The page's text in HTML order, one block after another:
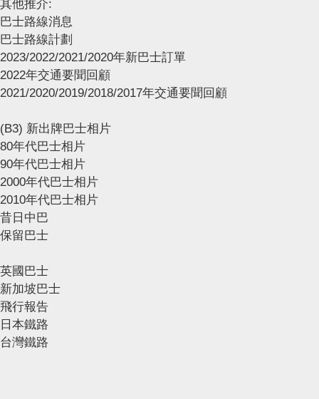
其他推介:
巴士路線消息
巴士路線計劃
2023/2022/2021/2020年新巴士訂單
2022年交通要聞回顧
2021/2020/2019/2018/2017年交通要聞回顧
(B3) 新出牌巴士相片
80年代巴士相片
90年代巴士相片
2000年代巴士相片
2010年代巴士相片
昔日中巴
保留巴士
英國巴士
新加坡巴士
飛行報告
日本鐵路
台灣鐵路